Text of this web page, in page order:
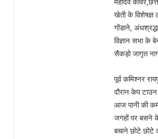
खेती के विशेषज्ञ
गोंडाने,
विज्ञान सभा के
सैकड़ो जागृत
पूर्व कमिश्नर
दौरान केप
आज पानी की
जगहों पर बसने
बचाने छोटे